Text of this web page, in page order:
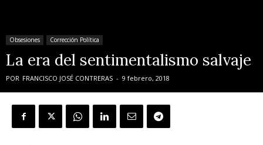
Obsesiones Corrección Política
La era del sentimentalismo salvaje
POR FRANCISCO JOSÉ CONTRERAS - 9 febrero, 2018